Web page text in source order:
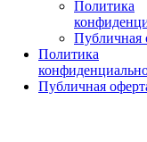
Политика
Публичная
Политика
Публичная